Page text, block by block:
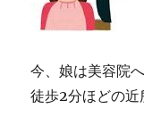
今、娘は美容院
徒歩2分ほどの近